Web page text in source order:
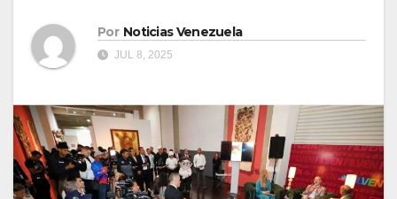
Por Noticias Venezuela
JUL 8, 2025